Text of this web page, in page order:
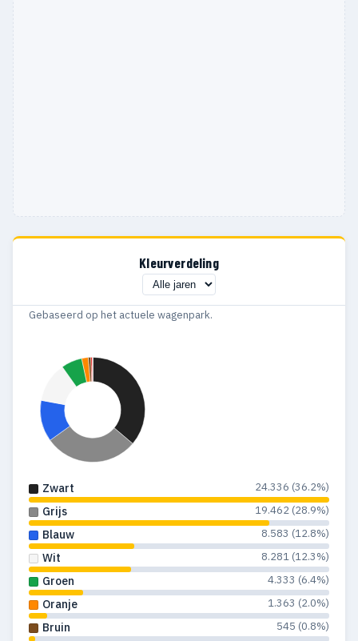
Kleurverdeling
Gebaseerd op het actuele wagenpark.
Zwart 24.336 (36.2%)
Grijs 19.462 (28.9%)
Blauw 8.583 (12.8%)
Wit 8.281 (12.3%)
Groen 4.333 (6.4%)
Oranje 1.363 (2.0%)
Bruin 545 (0.8%)